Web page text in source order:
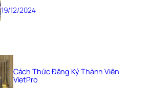
19/12/2024
Cách Thức Đăng Ký Thành Viên
VietPro